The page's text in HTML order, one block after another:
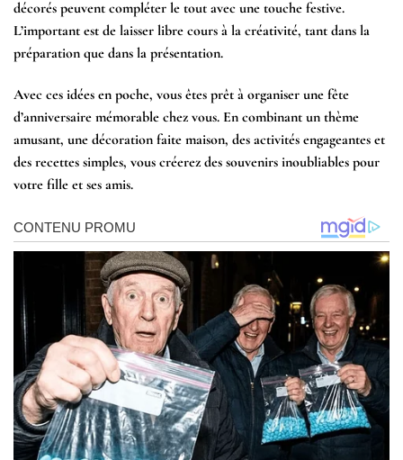
décorés peuvent compléter le tout avec une touche festive.
L’important est de laisser libre cours à la créativité, tant dans la
préparation que dans la présentation.
Avec ces idées en poche, vous êtes prêt à organiser une fête
d’anniversaire mémorable chez vous. En combinant un thème
amusant, une décoration faite maison, des activités engageantes et
des recettes simples, vous créerez des souvenirs inoubliables pour
votre fille et ses amis.